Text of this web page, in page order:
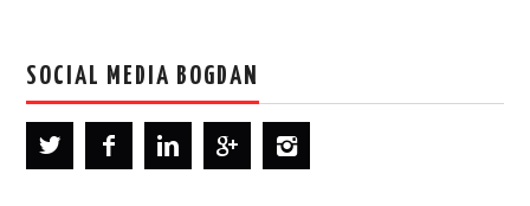
SOCIAL MEDIA BOGDAN